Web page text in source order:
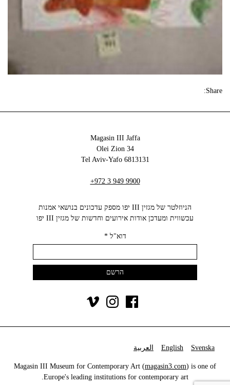
Share:
Magasin III Jaffa
34 Olei Zion
6813131 Tel Aviv-Yafo
+972 3 949 9900
הניוזלטר של מגזין III יפו מספק עדכונים בנושאי אמנות
עכשווית ומעדכן אודות אירועים וחדשות של מגזין III יפו‬
דוא"ל*
Svenska
English العربية
Magasin III Museum for Contemporary Art (magasin3.com) is one of
Europe's leading institutions for contemporary art.